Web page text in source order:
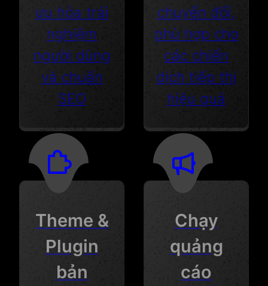
ưu hóa trải
nghiệm
người dùng
và chuẩn
SEO
chuyển đổi,
phù hợp cho
các chiến
dịch tiếp thị
hiệu quả
Theme &
Plugin
bản
Chạy
quảng
cáo